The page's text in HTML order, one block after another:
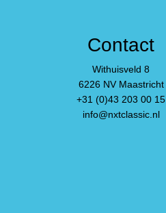
Contact
Withuisveld 8
6226 NV Maastricht
+31 (0)43 203 00 15
info@nxtclassic.nl